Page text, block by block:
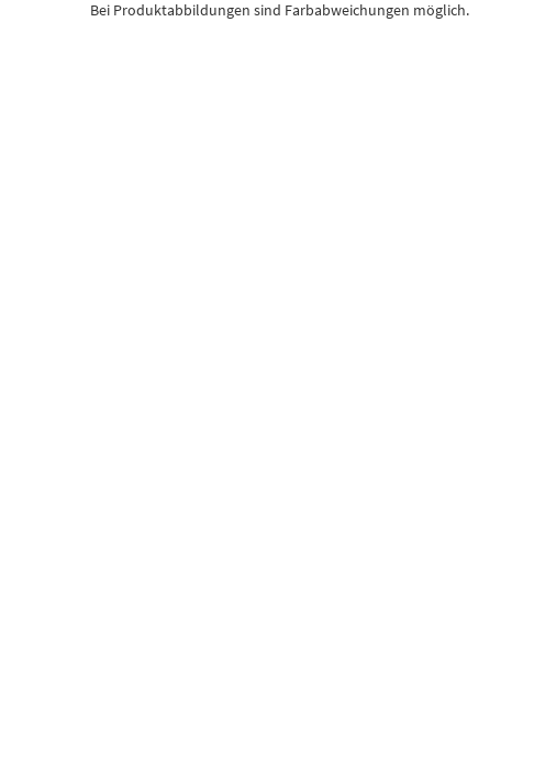
Bei Produktabbildungen sind Farbabweichungen möglich.